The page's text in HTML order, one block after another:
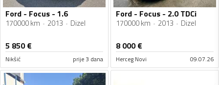
Ford - Focus - 1.6
170000 km 2013 Dizel
5 850€
Nikšić prije 3 dana
Ford - Focus - 2.0 TDCi
170000 km 2013 Dizel
8 000€
Herceg Novi 09.07.26